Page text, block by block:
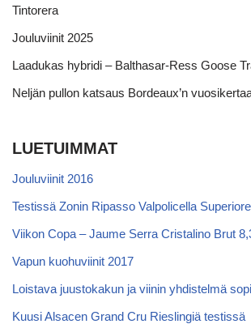
Tintorera
Jouluviinit 2025
Laadukas hybridi – Balthasar-Ress Goose
Neljän pullon katsaus Bordeaux’n
LUETUIMMAT
Jouluviinit 2016
Testissä Zonin Ripasso Valpolicella Superiore
Viikon Copa – Jaume Serra Cristalino Brut
Vapun kuohuviinit 2017
Loistava juustokakun ja viinin yhdistelmä
Kuusi Alsacen Grand Cru Rieslingiä testissä